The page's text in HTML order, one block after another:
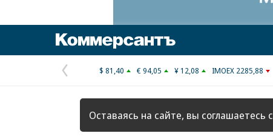
Предыдущая
страница
$ 81,40 € 94,05 ¥ 12,08 IMOEX 2285,88
Оставаясь на сайте, вы соглашаетесь с